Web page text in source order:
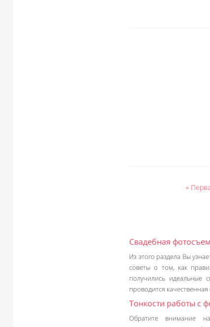
«
Свадебная
Из этого раздела Вы
советы о том, как
получились идеальные
проводится
Тонкости работы с
Обратите внимание